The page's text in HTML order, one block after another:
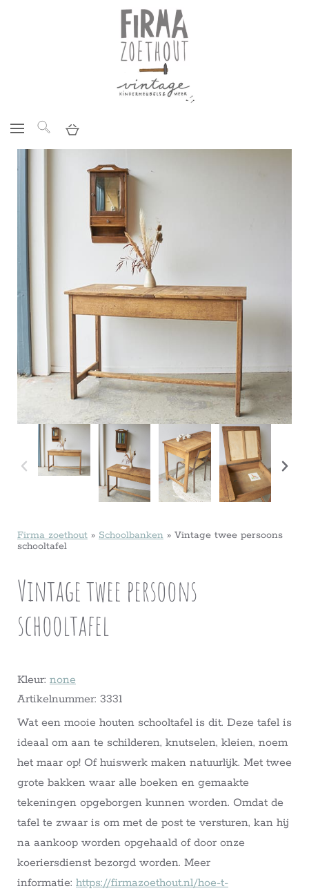
Firma zoethout » Schoolbanken » Vintage twee persoons
schooltafel
Vintage twee persoons
schooltafel
Kleur: none
Artikelnummer: 3331
Wat een mooie houten schooltafel is dit. Deze tafel is
ideaal om aan te schilderen, knutselen, kleien, noem
het maar op! Of huiswerk maken natuurlijk. Met twee
grote bakken waar alle boeken en gemaakte
tekeningen opgeborgen kunnen worden. Omdat de
tafel te zwaar is om met de post te versturen, kan hij
na aankoop worden opgehaald of door onze
koeriersdienst bezorgd worden. Meer
informatie: https://firmazoethout.nl/hoe-t-